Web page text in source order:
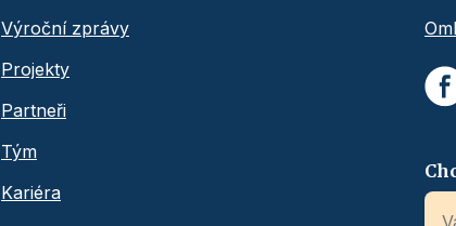
Výroční zprávy
Projekty
Partneři
Tým
Kariéra